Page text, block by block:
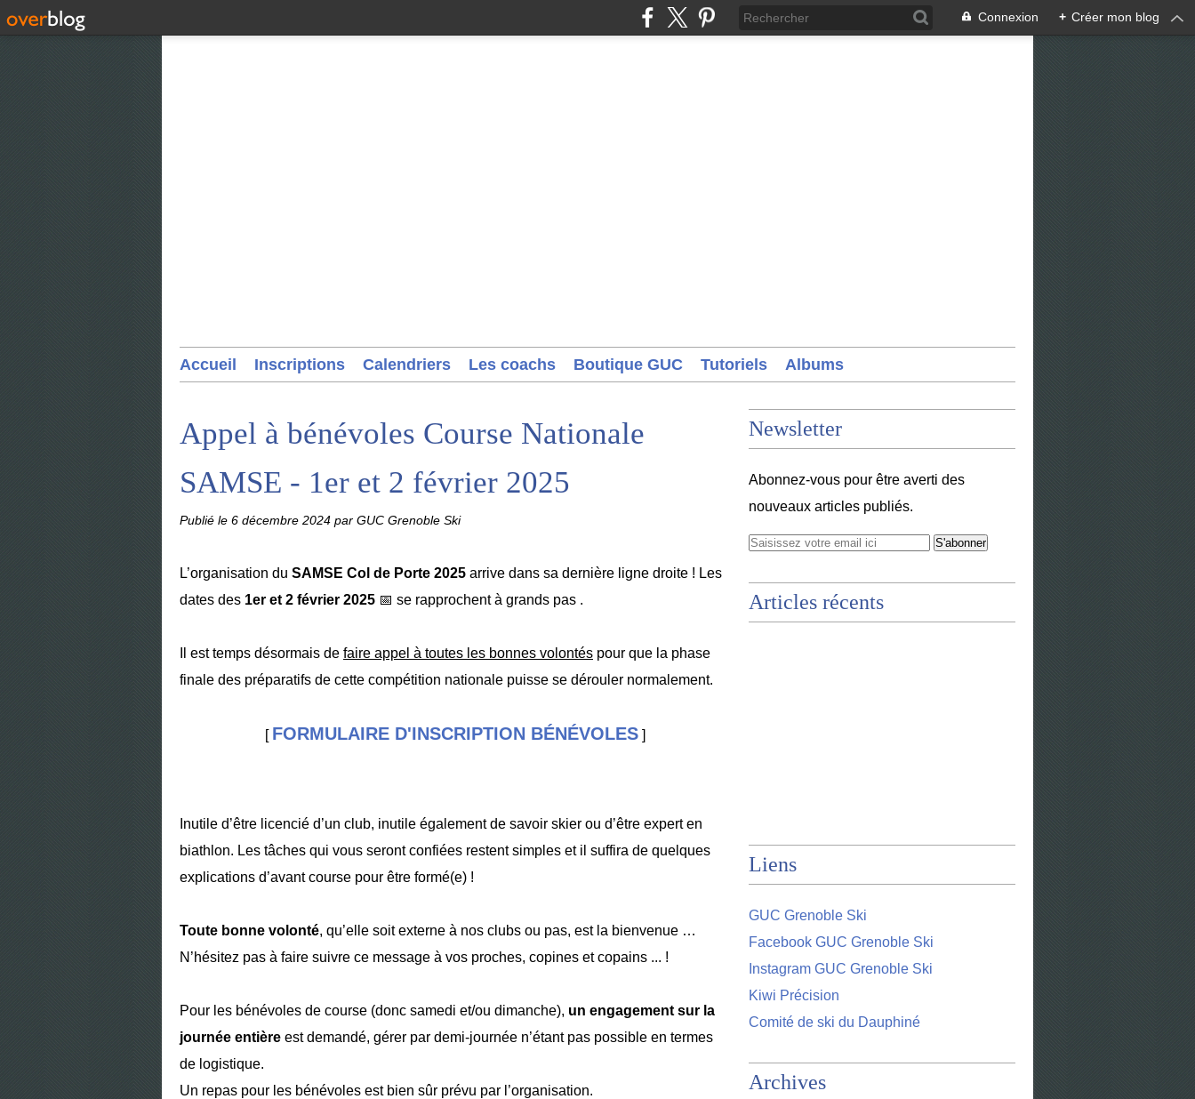
Connexion + Créer mon blog
Accueil Inscriptions Calendriers Les coachs Boutique GUC Tutoriels Albums
Appel à bénévoles Course Nationale
SAMSE - 1er et 2 février 2025
Publié le 6 décembre 2024 par GUC Grenoble Ski
L’organisation du SAMSE Col de Porte 2025 arrive dans sa dernière ligne droite ! Les
dates des 1er et 2 février 2025 📅 se rapprochent à grands pas .
Il est temps désormais de faire appel à toutes les bonnes volontés pour que la phase
finale des préparatifs de cette compétition nationale puisse se dérouler normalement.
[ FORMULAIRE D'INSCRIPTION BÉNÉVOLES ]
Inutile d’être licencié d’un club, inutile également de savoir skier ou d’être expert en
biathlon. Les tâches qui vous seront confiées restent simples et il suffira de quelques
explications d’avant course pour être formé(e) !
Toute bonne volonté, qu’elle soit externe à nos clubs ou pas, est la bienvenue …
N’hésitez pas à faire suivre ce message à vos proches, copines et copains ... !
Pour les bénévoles de course (donc samedi et/ou dimanche), un engagement sur la
journée entière est demandé, gérer par demi-journée n’étant pas possible en termes
de logistique.
Un repas pour les bénévoles est bien sûr prévu par l’organisation.
Newsletter
Abonnez-vous pour être averti des
nouveaux articles publiés.
Articles récents
Liens
GUC Grenoble Ski
Facebook GUC Grenoble Ski
Instagram GUC Grenoble Ski
Kiwi Précision
Comité de ski du Dauphiné
Archives